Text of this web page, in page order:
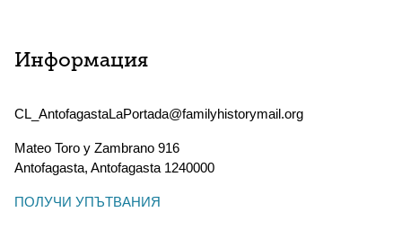
Информация
CL_AntofagastaLaPortada@familyhistorymail.org
Mateo Toro y Zambrano 916
Antofagasta, Antofagasta 1240000
ПОЛУЧИ УПЪТВАНИЯ